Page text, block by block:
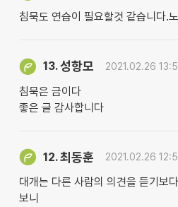
침묵도 연습이 필요할것 같습니다.
13.성항모 2021.02.26
침묵은 금이다
좋은 글 감사합니다
12.최동훈 2021.02.26
대개는 다른 사람의 의견을 듣기보
보니